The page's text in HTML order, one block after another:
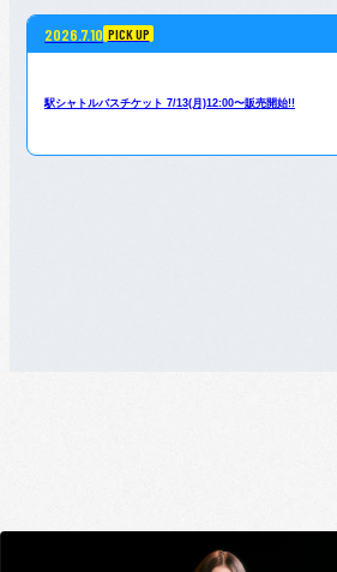
2026.7.10 PICK UP
駅シャトルバスチケット 7/13(月)12:00〜販売開始!!